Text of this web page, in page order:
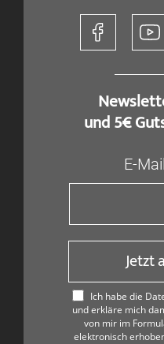
und 5€
E-
Jetzt
Ich habe die
und erkläre mich
von mir im
elektronisch